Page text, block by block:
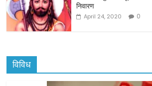
निवारण
April 24, 2020 0
विविध